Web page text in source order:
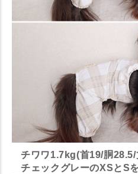
チワワ1.7kg(首19/胴
チェックグレーのXSとS